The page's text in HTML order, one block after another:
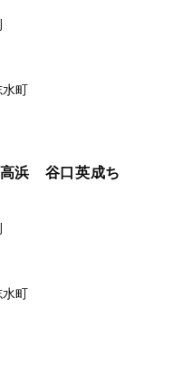
町
浜 谷口英成ち
町